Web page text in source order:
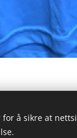
å sikre at